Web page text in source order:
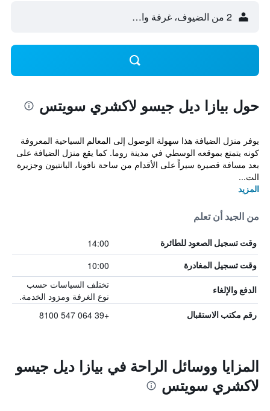
2 من الضيوف، غرفة واحدة
حول بيازا ديل جيسو لاكشري سويتس
يوفر منزل الضيافة هذا سهولة الوصول إلى المعالم السياحية المعروفة
كونه يتمتع بموقعه الوسطي في مدينة روما. كما يقع منزل الضيافة على
بعد مسافة قصيرة سيراً على الأقدام من ساحة نافونا، البانتيون وجزيرة
الت...
المزيد
من الجيد أن تعلم
وقت تسجيل الصعود للطائرة 14:00
وقت تسجيل المغادرة 10:00
الدفع والإلغاء
تختلف السياسات حسب
نوع الغرفة ومزود الخدمة.
رقم مكتب الاستقبال +39 064 547 8100
المزايا ووسائل الراحة في بيازا ديل جيسو
لاكشري سويتس